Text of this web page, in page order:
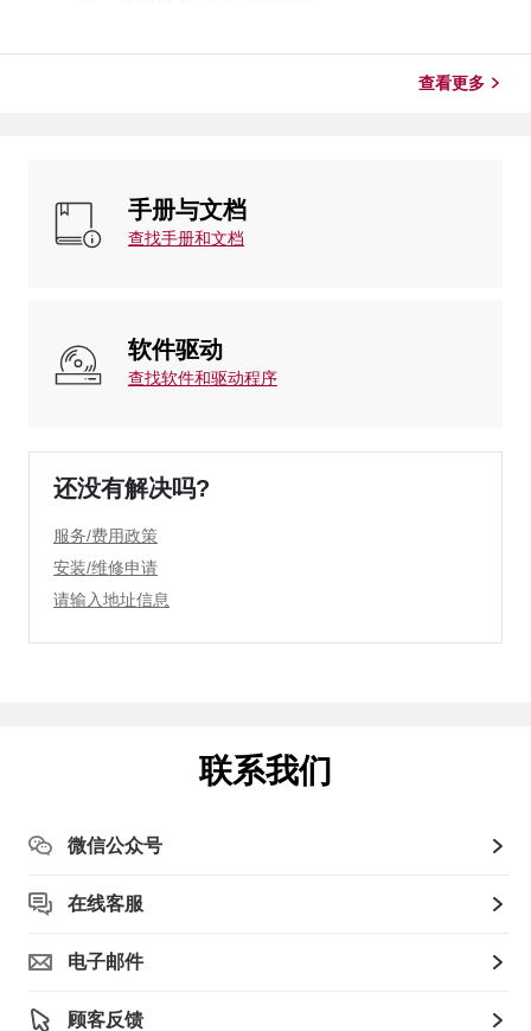
查 * 2021年及后续机型 [webOS 6.0 或更高版本]：按下
查看更多
手册与文档
查找手册和文档
软件驱动
查找软件和驱动程序
还没有解决吗?
服务/费用政策
安装/维修申请
请输入地址信息
联系我们
微信公众号
在线客服
电子邮件
顾客反馈